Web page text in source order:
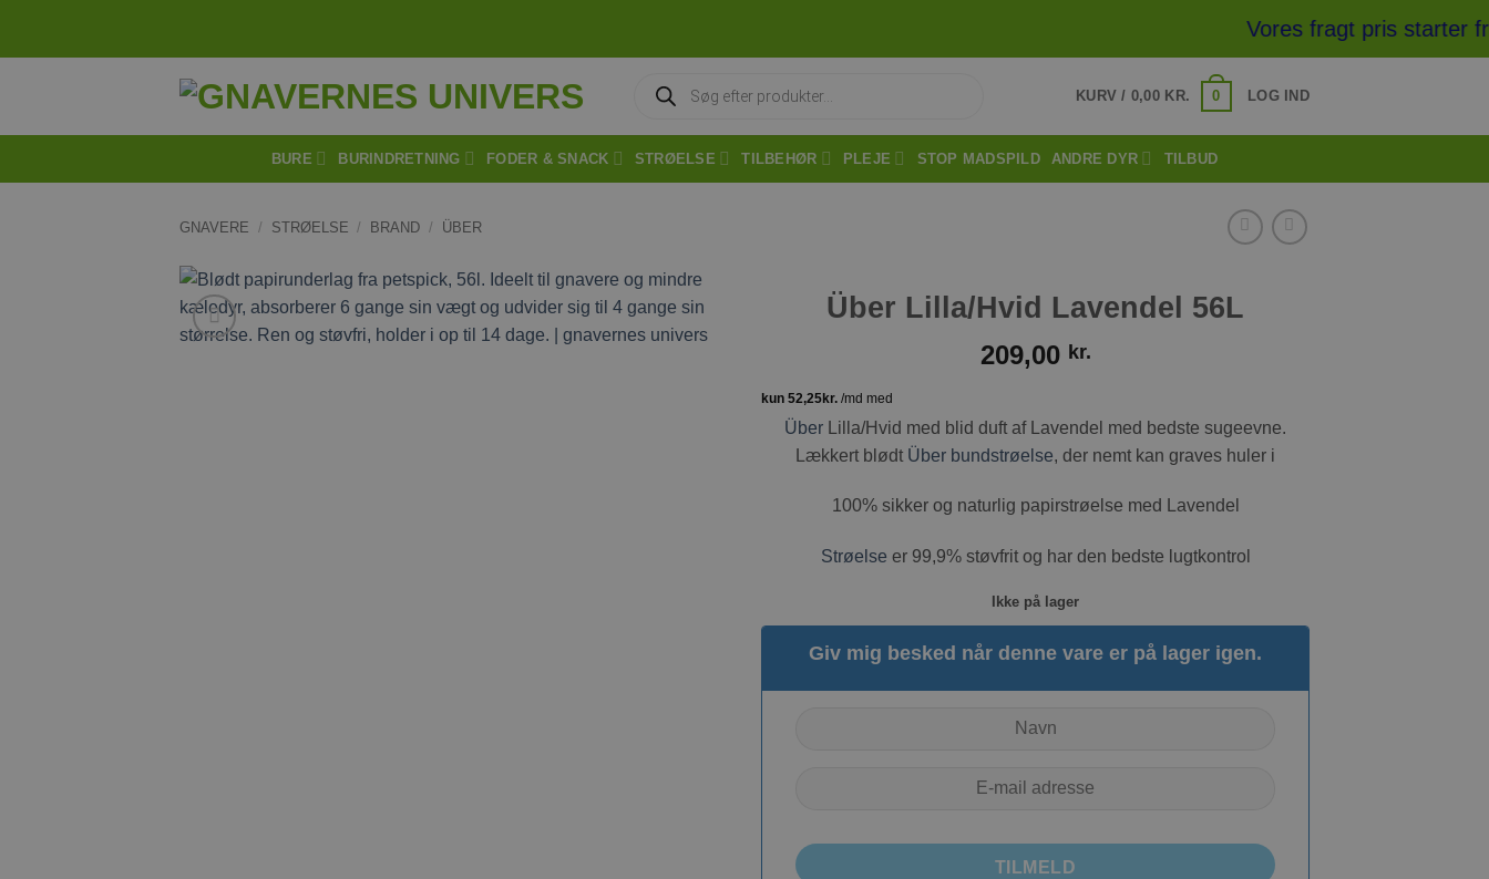
Vores fragt pris starter
search
KURV / 0,00 KR. 0 LOG IND
BURE BURINDRETNING FODER & SNACK STRØELSE TILBEHØR PLEJE STOP MADSPILD ANDRE DYR TILBUD
GNAVERE / STRØELSE / BRAND / ÜBER
Tilføj til
Über Lilla/Hvid Lavendel 56L
209,00 kr.
Über Lilla/Hvid med blid duft af Lavendel med bedste sugeevne.
Lækkert blødt Über bundstrøelse, der nemt kan graves huler i
100% sikker og naturlig papirstrøelse med Lavendel
Strøelse er 99,9% støvfrit og har den bedste lugtkontrol
Ikke på lager
Giv mig besked når denne vare er på lager igen.
TILMELD